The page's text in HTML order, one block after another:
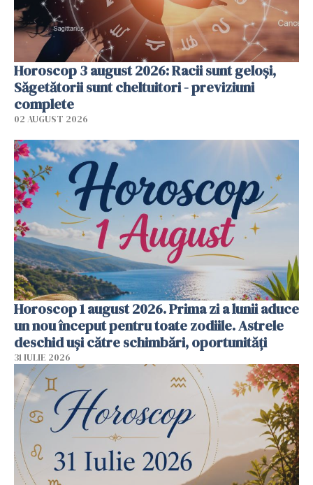
Horoscop 3 august 2026: Racii sunt geloși,
Săgetătorii sunt cheltuitori - previziuni
complete
02 AUGUST 2026
Horoscop 1 august 2026. Prima zi a lunii aduce
un nou început pentru toate zodiile. Astrele
deschid uși către schimbări, oportunități
31 IULIE 2026